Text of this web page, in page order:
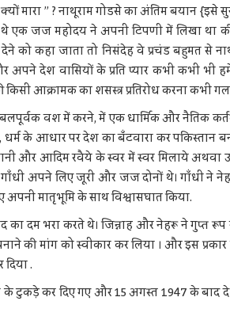
मारा ” ? नाथूराम गोडसे का अंतिम बयान
एक जज महोदय ने अपनी टिपणी में लिखा था
कहा जाता तो निसंदेह वे प्रचंड बहुमत से
अपने देश वासियों के प्रति प्यार कभी कभी भी
आक्रामक का शसस्त्र प्रतिरोध करना कभी
वश में करने, में एक धार्मिक और नैतिक
धर्म के आधार पर देश का बँटवारा कर पकिस्तान
और आदिम रवैये के स्वर में स्वर मिलाये
गाँधी अपने लिए जूरी और जज दोनों थे। गाँधी
मातृभूमि के साथ विश्वासघात किया.
दम भरा करते थे। जिन्नाह और नेहरू ने गुप्त
की मांग को स्वीकार कर लिया । और इस
.
के टुकड़े कर दिए गए और 15 अगस्त 1947 के बाद